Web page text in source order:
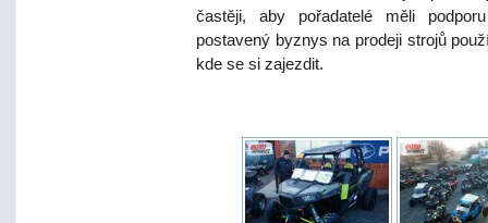
častěji, aby pořadatelé měli
postavený byznys na prodeji strojů
kde se si zajezdit.